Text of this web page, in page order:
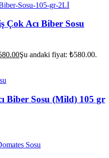
Çok Acı Biber Sosu
Şu andaki fiyat: ₺580.00.
Biber Sosu (Mild) 105 gr